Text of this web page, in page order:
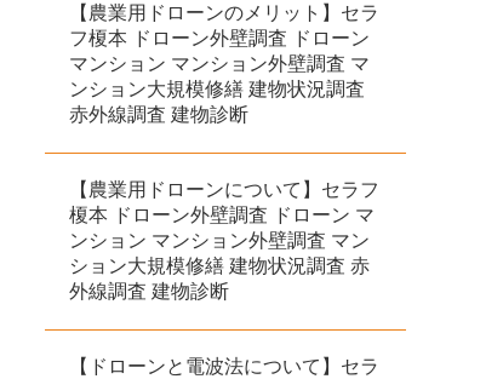
【農業用ドローンのメリット】セラ
フ榎本 ドローン外壁調査 ドローン
マンション マンション外壁調査 マ
ンション大規模修繕 建物状況調査
赤外線調査 建物診断
【農業用ドローンについて】セラフ
榎本 ドローン外壁調査 ドローン マ
ンション マンション外壁調査 マン
ション大規模修繕 建物状況調査 赤
外線調査 建物診断
【ドローンと電波法について】セラ